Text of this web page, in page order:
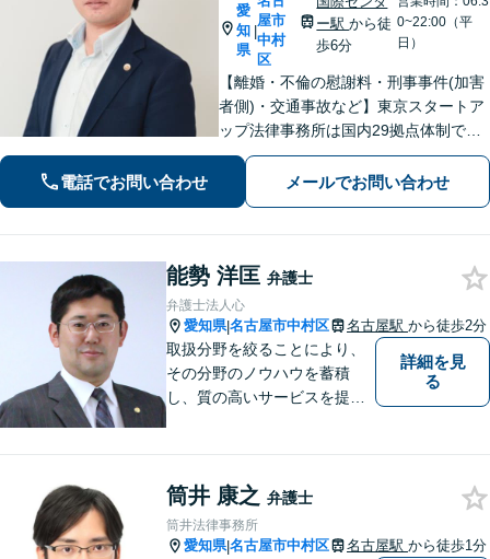
愛
知
県
|
屋市
中村
区
ー駅から徒
歩6分
0~22:00（平
日）
【離婚・不倫の慰謝料・刑事事件(加害
者側)・交通事故など】東京スタートア
ップ法律事務所は国内29拠点体制で全
国対応！【ご自宅からの電話相談にも
対応(法律相談は完全予約制)】各分野で
専門性の高い弁護士が寄り添い解決を
電話でお問い合わせ メールでお問い合わせ
能勢 洋匡 弁護士
弁護士法人心
愛知県|名古屋市中村区 名古屋駅 から徒歩2分
取扱分野を絞ることにより、
その分野のノウハウを蓄積
し、質の高いサービスを提供
相談ください。
詳細を見
る
筒井 康之 弁護士
筒井法律事務所
愛知県|名古屋市中村区 名古屋駅 から徒歩1分